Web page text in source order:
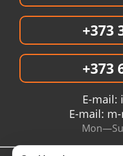
+373
+373
E-mail:
E-mail: